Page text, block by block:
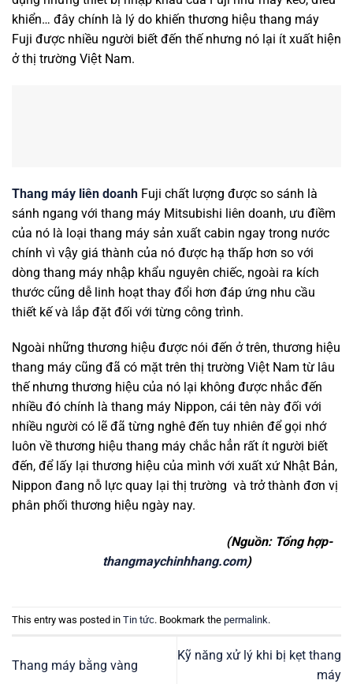
khiển… đây chính là lý do khiến thương hiệu thang máy
Fuji được nhiều người biết đến thế nhưng nó lại ít xuất hiện
ở thị trường Việt Nam.
Thang máy liên doanh Fuji chất lượng được so sánh là
sánh ngang với thang máy Mitsubishi liên doanh, ưu điềm
của nó là loại thang máy sản xuất cabin ngay trong nước
chính vì vậy giá thành của nó được hạ thấp hơn so với
dòng thang máy nhập khẩu nguyên chiếc, ngoài ra kích
thước cũng dễ linh hoạt thay đổi hơn đáp ứng nhu cầu
thiết kế và lắp đặt đối với từng công trình.
Ngoài những thương hiệu được nói đến ở trên, thương hiệu
thang máy cũng đã có mặt trên thị trường Việt Nam từ lâu
thế nhưng thương hiệu của nó lại không được nhắc đến
nhiều đó chính là thang máy Nippon, cái tên này đối với
nhiều người có lẽ đã từng nghê đến tuy nhiên để gọi nhớ
luôn về thương hiệu thang máy chắc hẳn rất ít người biết
đến, để lấy lại thương hiệu của mình với xuất xứ Nhật Bản,
Nippon đang nỗ lực quay lại thị trường và trở thành đơn vị
phân phối thương hiệu ngày nay.
(Nguồn: Tổng hợp-
thangmaychinhhang.com)
This entry was posted in Tin tức. Bookmark the permalink.
Thang máy bằng vàng
Kỹ năng xử lý khi bị kẹt thang
máy